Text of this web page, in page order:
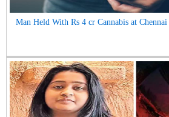
Man Held With Rs 4 cr Cannabis at